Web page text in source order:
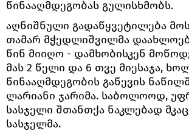
წინააღმდეგობას გულისხმობს.
აღნიშნული გადაწყვეტილება
თამარ მჭედლიშვილმა
წინ მიიღო - დამხობისკენ
მას 2 წელი და 6 თვე მიესაჯა,
წინააღმდეგობის გაწევის
ლარიანი ჯარიმა. საბოლოოდ,
სასჯელი შთანთქა ნაკლებად
სასჯელმა.